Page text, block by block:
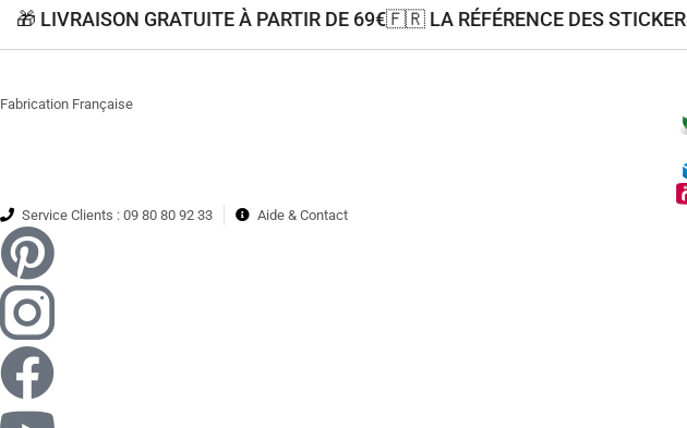
🎁 LIVRAISON GRATUITE À PARTIR DE 69€🇫🇷 LA RÉFÉRENCE DES
Fabrication Française
Service Clients : 09 80 80 92 33 Aide & Contact